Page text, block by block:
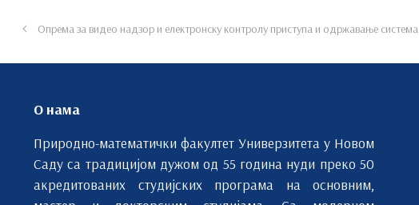
Опрема за видео надзор и електронску контролу приступа и одржавање система
О нама
Природно-математички факултет Универзитета у Новом
Саду са традицијом дужом од 55 година нуди преко 50
акредитованих студијских програма на основним,